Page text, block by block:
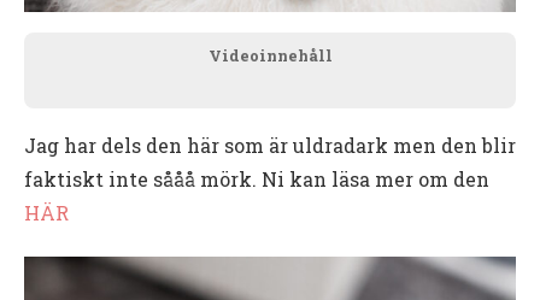
Videoinnehåll
Jag har dels den här som är uldradark men den blir
faktiskt inte sååå mörk. Ni kan läsa mer om den
HÄR